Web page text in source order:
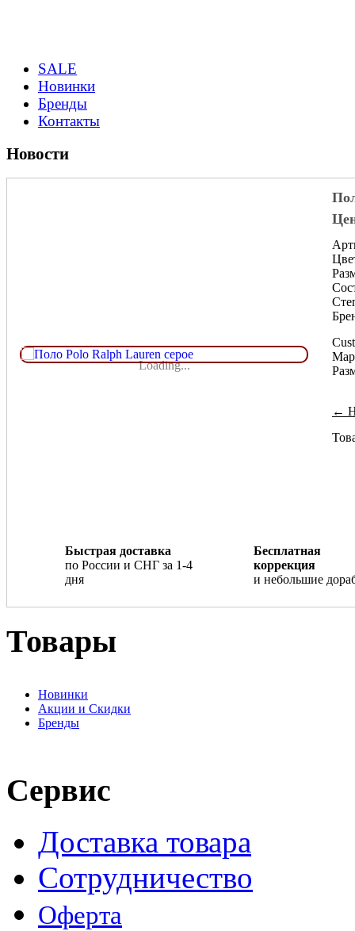
SALE
Новинки
Бренды
Контакты
Новости
Loading...
←
Быстрая доставка
по России и СНГ за 1-4
дня
Бесплатная
коррекция
и небольшие
Товары
Новинки
Акции и Скидки
Бренды
Сервис
Доставка товара
Сотрудничество
Оферта